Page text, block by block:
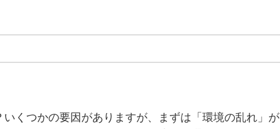
くつかの要因がありますが、まずは「環境の乱れ」が